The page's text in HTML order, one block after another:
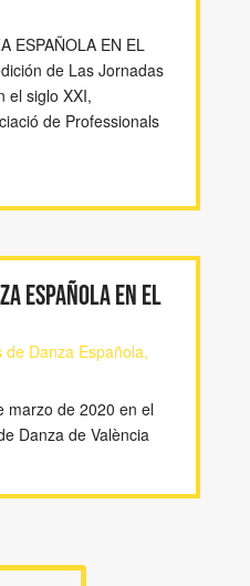
ESPAÑOLA EN EL
de Las Jornadas
el siglo XXI,
de Professionals
Española en el
de Danza Española,
marzo de 2020 en el
Danza de València